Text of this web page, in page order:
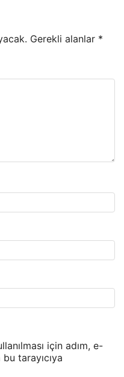
Gerekli alanlar *
için adım, e-
tarayıcıya